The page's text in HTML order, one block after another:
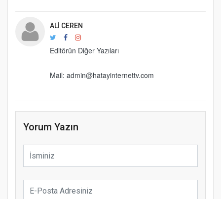
ALI CEREN
Editörün Diğer Yazıları
Mail: admin@hatayinternettv.com
Yorum Yazın